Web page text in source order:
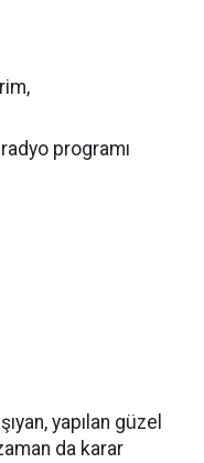
programı
yapılan güzel
da karar